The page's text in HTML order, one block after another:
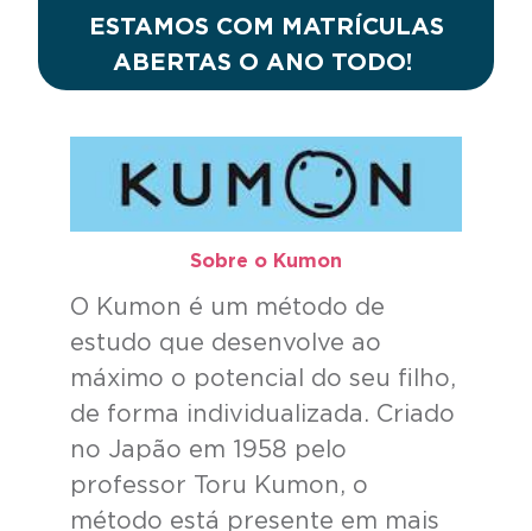
ESTAMOS COM MATRÍCULAS
ABERTAS O ANO TODO!
Sobre o Kumon​
O Kumon é um método de
estudo que desenvolve ao
máximo o potencial do seu filho,
de forma individualizada. Criado
no Japão em 1958 pelo
professor Toru Kumon, o
método está presente em mais